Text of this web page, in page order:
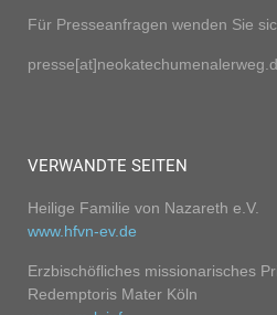
Für Presseanfragen wenden Sie
VERWANDTE SEITEN
Heilige Familie von Nazareth e.V.
www.hfvn-ev.de
Erzbischöfliches missionarisches
Redemptoris Mater Köln